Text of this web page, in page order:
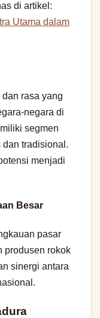
di artikel:
Utama dalam
rasa yang
negara di
segmen
dan tradisional.
menjadi
Besar
pasar
produsen rokok
sinergi antara